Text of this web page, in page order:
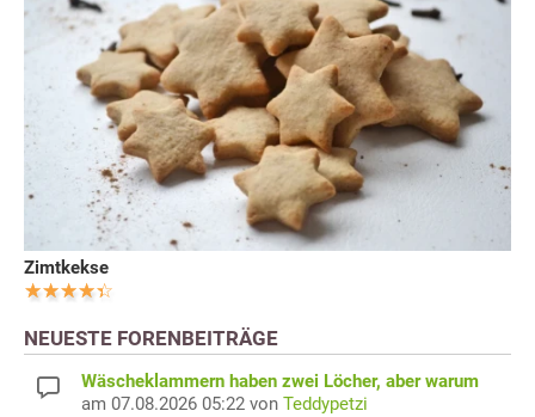
Zimtkekse
NEUESTE FORENBEITRÄGE
Wäscheklammern haben zwei Löcher, aber warum
am 07.08.2026 05:22 von Teddypetzi